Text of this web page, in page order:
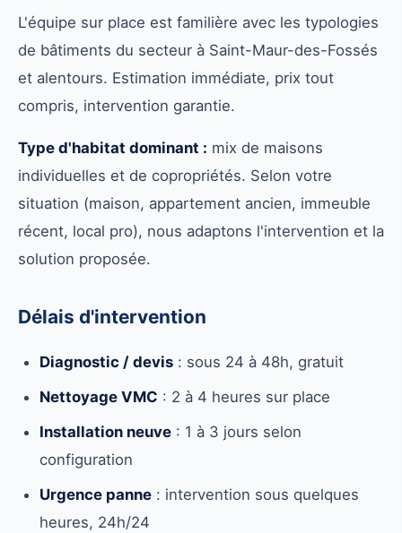
L'équipe sur place est familière avec les typologies
de bâtiments du secteur à Saint-Maur-des-Fossés
et alentours. Estimation immédiate, prix tout
compris, intervention garantie.
Type d'habitat dominant : mix de maisons
individuelles et de copropriétés. Selon votre
situation (maison, appartement ancien, immeuble
récent, local pro), nous adaptons l'intervention et la
solution proposée.
Délais d'intervention
Diagnostic / devis : sous 24 à 48h, gratuit
Nettoyage VMC : 2 à 4 heures sur place
Installation neuve : 1 à 3 jours selon
configuration
Urgence panne : intervention sous quelques
heures, 24h/24